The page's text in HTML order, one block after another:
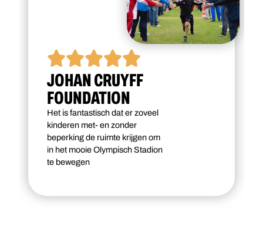
JOHAN CRUYFF
FOUNDATION
Het is fantastisch dat er zoveel
kinderen met- en zonder
beperking de ruimte krijgen om
in het mooie Olympisch Stadion
te bewegen